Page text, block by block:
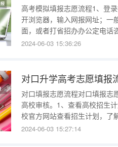
高考模拟填报志愿流程1、登
开浏览器，输入网报网址；一
面，或者打省招办办公定电话
生准考证上的14位报名号数字
2024-06-03 15:36:26
对口升学高考志愿填报
对口填报志愿流程对口填报志
高校审核。1、查看高校招生
校官方网站查看招生计划，了
息，有利于有的放矢地填报志
2024-06-03 15:27:14